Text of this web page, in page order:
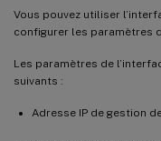
Vous pouvez utiliser
configurer les paramètres
Les paramètres de
suivants :
Adresse IP de gestion